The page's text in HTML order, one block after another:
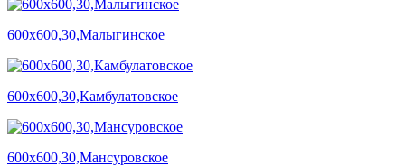
600х600,30,Малыгинское
600х600,30,Камбулатовское
600х600,30,Мансуровское